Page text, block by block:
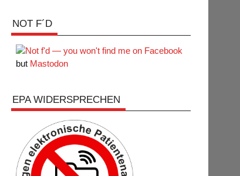
NOT F´D
but Mastodon
EPA WIDERSPRECHEN